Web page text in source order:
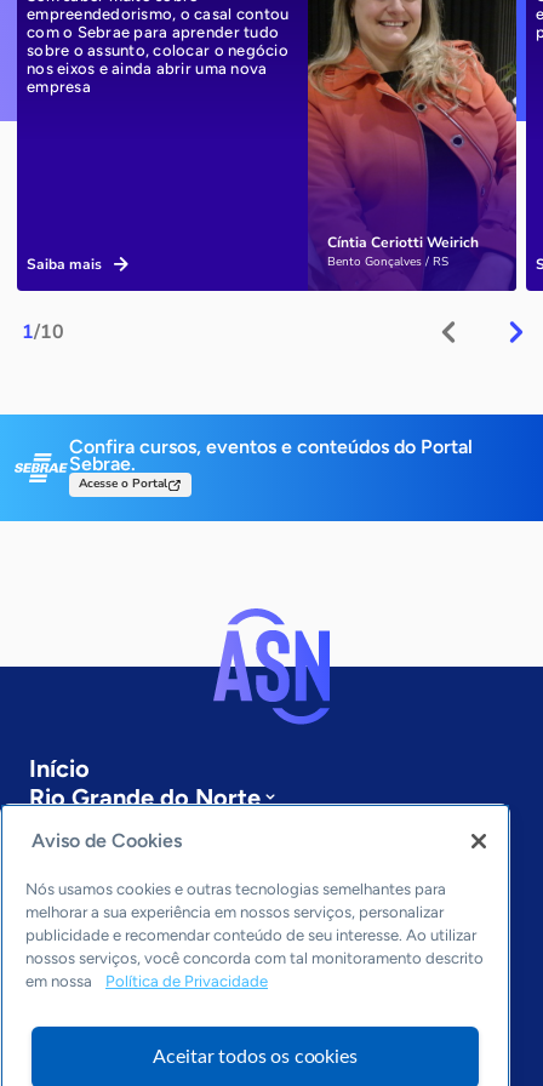
1/10
Cíntia Ceriotti Weirich
Bento Gonçalves / RS
empreendedorismo, o casal contou
com o Sebrae para aprender tudo
sobre o assunto, colocar o negócio
nos eixos e ainda abrir uma nova
empresa
Saiba mais
Confira cursos, eventos e conteúdos do Portal
Sebrae.
Acesse o Portal
Início
Rio Grande do Norte
Sobre a ASN
Últimas notícias
Entre em contato
Editorias
Economia & Política
Inovação & Tecnologia
Cultura empreendedora
Arquivo
Aviso de Cookies
Nós usamos cookies e outras tecnologias semelhantes para
melhorar a sua experiência em nossos serviços, personalizar
publicidade e recomendar conteúdo de seu interesse. Ao utilizar
nossos serviços, você concorda com tal monitoramento descrito
em nossa
Política de Privacidade
Aceitar todos os cookies